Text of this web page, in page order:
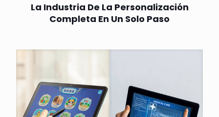
La Industria De La Personalización
Completa En Un Solo Paso